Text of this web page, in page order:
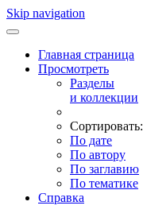
Skip navigation
Главная страница
Просмотреть
Разделы
и коллекции
Сортировать:
По дате
По автору
По заглавию
По тематике
Справка